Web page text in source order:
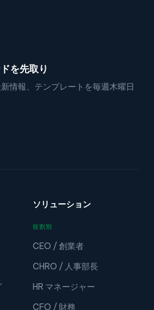
を先取り
情報、テンプレートを毎週木曜日
ソリューション
役割別
CEO / 創業者
CHRO / 人事部長
HR マネージャー
CFO / 財務